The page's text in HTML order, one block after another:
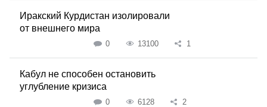
Иракский Курдистан изолировали
от внешнего мира
0 13100 1
Кабул не способен остановить
углубление кризиса
0 6128 2